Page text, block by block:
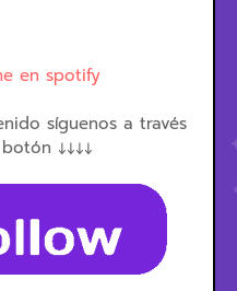
síguenos a través
↓↓↓↓